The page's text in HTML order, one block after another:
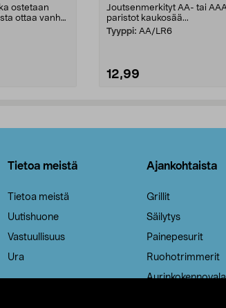
ostetaan
ottaa vanha
Joutsenmerkityt AA- tai
paristot kaukosää...
Tyyppi: AA/LR6
12,99
Tietoa meistä
Tietoa meistä
Uutishuone
Vastuullisuus
Ura
Ajankohtaista
Grillit
Säilytys
Painepesurit
Ruohotrimmerit